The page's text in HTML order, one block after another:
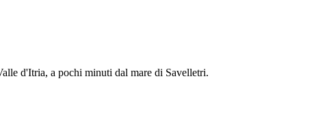
d'Itria, a pochi minuti dal mare di Savelletri.